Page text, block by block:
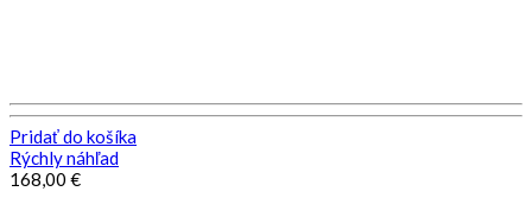
Pridať do košíka
Rýchly náhľad
168,00 €